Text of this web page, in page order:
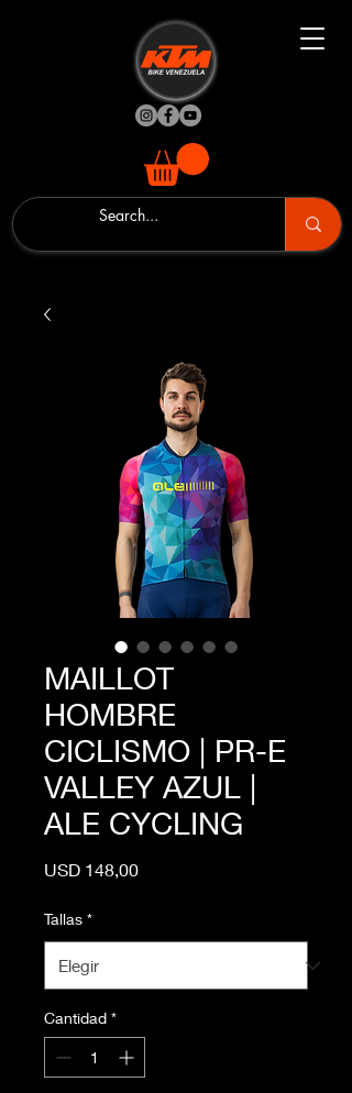
MAILLOT
HOMBRE
CICLISMO | PR-E
VALLEY AZUL |
ALE CYCLING
USD 148,00Precio
Tallas *
Cantidad *